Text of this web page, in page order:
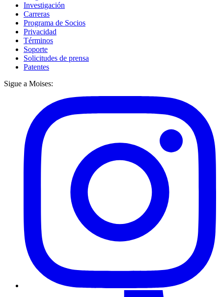
Investigación
Carreras
Programa de Socios
Privacidad
Términos
Soporte
Solicitudes de prensa
Patentes
Sigue a Moises: